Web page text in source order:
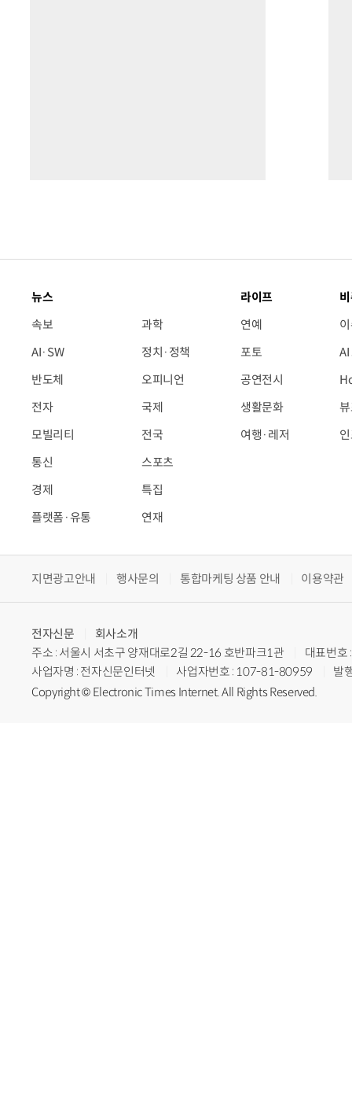
뉴스
속보
AI·SW
반도체
전자
모빌리티
통신
경제
플랫폼·유통
과학
정치·정책
오피니언
국제
전국
스포츠
특집
연재
라이프
연예
포토
공연전시
생활문화
여행·레저
지면광고안내 행사문의 통합마케팅 상품 안내 이용약관
전자신문
회사소개
주소 : 서울시 서초구 양재대로2길 22-16 호반파크1관
대표번
사업자명 : 전자신문인터넷
사업자번호 : 107-81-80959
발
Copyright © Electronic Times Internet. All Rights Reserved.